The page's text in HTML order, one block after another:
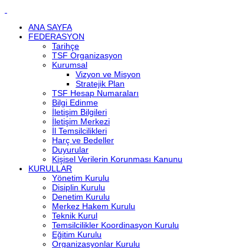
ANA SAYFA
FEDERASYON
Tarihçe
TSF Organizasyon
Kurumsal
Vizyon ve Misyon
Stratejik Plan
TSF Hesap Numaraları
Bilgi Edinme
İletişim Bilgileri
İletişim Merkezi
İl Temsilcilikleri
Harç ve Bedeller
Duyurular
Kişisel Verilerin Korunması Kanunu
KURULLAR
Yönetim Kurulu
Disiplin Kurulu
Denetim Kurulu
Merkez Hakem Kurulu
Teknik Kurul
Temsilcilikler Koordinasyon Kurulu
Eğitim Kurulu
Organizasyonlar Kurulu